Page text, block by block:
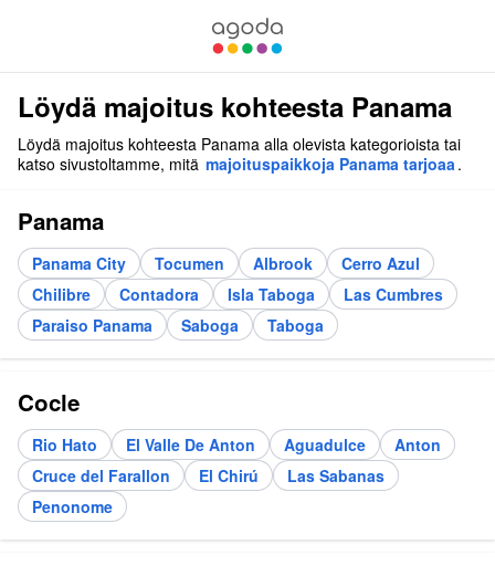
Löydä majoitus kohteesta Panama
Löydä majoitus kohteesta Panama alla olevista kategorioista tai
katso sivustoltamme, mitä majoituspaikkoja Panama tarjoaa .
Panama
Panama City Tocumen Albrook
Cerro Azul
Chilibre
Contadora Isla Taboga
Las Cumbres
Paraiso Panama
Saboga Taboga
Cocle
Rio Hato El Valle De Anton Aguadulce
Anton
Cruce del Farallon
El Chirú
Las Sabanas
Penonome